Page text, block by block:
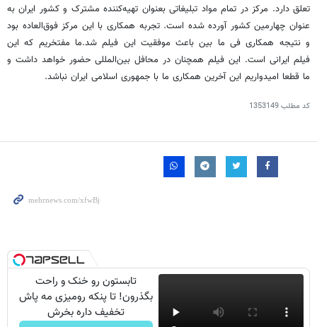
تعلق دارد. مرکز در تمام مواد تبلیغاتی بعنوان تهیه‌کننده مشترک و کشور ایران به
عنوان چهارمین کشور آورده شده است. تجربه همکاری با این مرکز فوق‌العاده بود
و نتیجه همکاری فی ما بین باعث موفقیت این فیلم شد.ما مفتخریم که این
فیلم ایرانی است. این فیلم همچنان در محافل بین‌المللی حضور خواهد داشت و
ما قطعا امیدواریم این آخرین همکاری ما با جمهوری اسلامی ایران نباشد.
کد مطلب1353149
تابستون رو خنک و راحت
بگذرون! تا پنکه رومیزی مه پاش
تخفیف داره بخرش